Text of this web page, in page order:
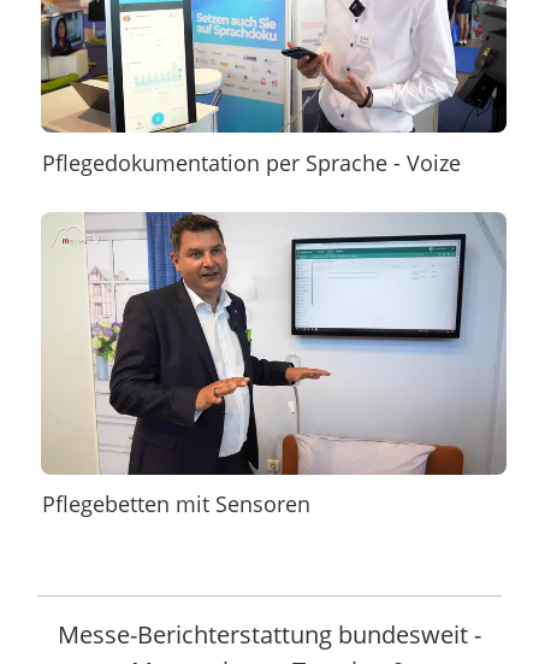
Pflegedokumentation per Sprache - Voize
Pflegebetten mit Sensoren
Messe-Berichterstattung bundesweit -